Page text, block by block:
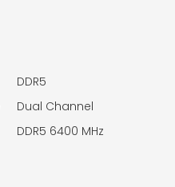
DDR5
Dual Channel
DDR5 6400 MHz